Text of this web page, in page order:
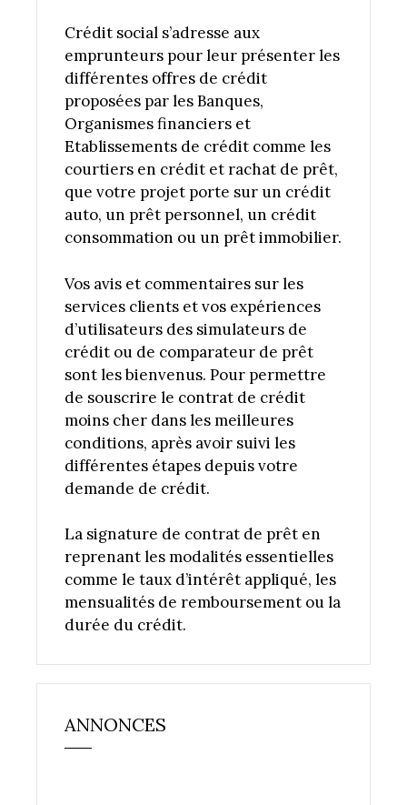
Crédit social s’adresse aux
emprunteurs pour leur présenter les
différentes offres de crédit
proposées par les Banques,
Organismes financiers et
Etablissements de crédit comme les
courtiers en crédit et rachat de prêt,
que votre projet porte sur un crédit
auto, un prêt personnel, un crédit
consommation ou un prêt immobilier.
Vos avis et commentaires sur les
services clients et vos expériences
d’utilisateurs des simulateurs de
crédit ou de comparateur de prêt
sont les bienvenus. Pour permettre
de souscrire le contrat de crédit
moins cher dans les meilleures
conditions, après avoir suivi les
différentes étapes depuis votre
demande de crédit.
La signature de contrat de prêt en
reprenant les modalités essentielles
comme le taux d’intérêt appliqué, les
mensualités de remboursement ou la
durée du crédit.
ANNONCES